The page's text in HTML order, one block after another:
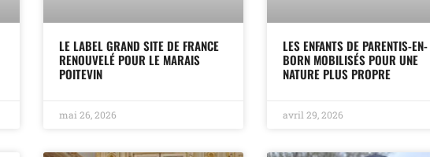
LE LABEL GRAND SITE DE FRANCE
RENOUVELÉ POUR LE MARAIS
POITEVIN
mai 26, 2026
LES ENFANTS DE PARENTIS-EN-
BORN MOBILISÉS POUR UNE
NATURE PLUS PROPRE
avril 29, 2026